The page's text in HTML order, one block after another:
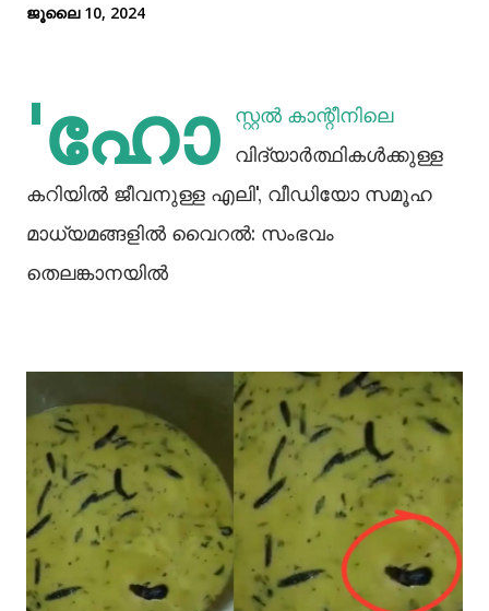
ജൂലൈ 10, 2024
'ഹോ
സ്റ്റല്‍ കാന്റീനിലെ
വിദ്യാര്‍ത്ഥികള്‍ക്കുള്ള
കറിയില്‍ ജീവനുള്ള എലി', വീഡിയോ സമൂഹ
മാധ്യമങ്ങളില്‍ വൈറല്‍: സംഭവം
തെലങ്കാനയില്‍